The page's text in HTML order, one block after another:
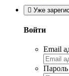
Уже
Войти
Email
Пароль